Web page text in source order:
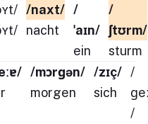
/naxt/
nacht
/
ˈaɪn/
ein
/
ʃtʊrm/
sturm
/mɔrɡən/
morgen
/zɪç/
sich
/
/